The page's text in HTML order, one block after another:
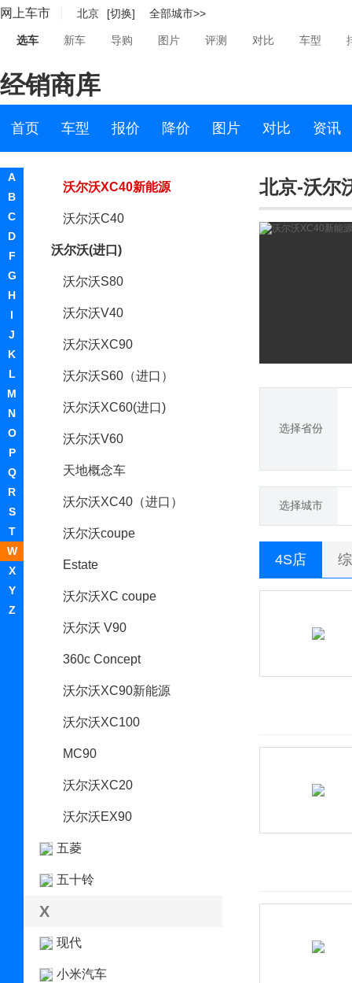
网上车市 北京 [切换] 全部城市>>
选车 新车 导购 图片 评测 对比 车型
经销商库
首页 车型 报价 降价 图片 对比 资讯
A
B
C
D
F
G
H
I
J
K
L
M
N
O
P
Q
R
S
T
W
X
Y
Z
沃尔沃S90新能源
沃尔沃S60新能源
沃尔沃XC40
沃尔沃XC40新能源
沃尔沃C40
沃尔沃(进口)
沃尔沃S80
沃尔沃V40
沃尔沃XC90
沃尔沃S60（进口）
沃尔沃XC60(进口)
沃尔沃V60
天地概念车
沃尔沃XC40（进口）
沃尔沃coupe
Estate
沃尔沃XC coupe
沃尔沃 V90
360c Concept
沃尔沃XC90新能源
沃尔沃XC100
MC90
沃尔沃XC20
沃尔沃EX90
五菱
五十铃
X
现代
小米汽车
北京-沃尔
选择省份
选择城市
4S店